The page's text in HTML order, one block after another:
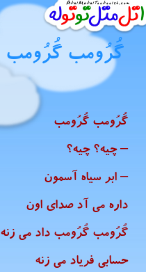
گُرُومب گُرُومب
گُرُومب گُرُومب
– چیه؟ چیه؟
– ابر سیاه آسمون
داره می آد صدای اون
گُرُومب گُرُومب داد می زنه
حسابی فریاد می زنه